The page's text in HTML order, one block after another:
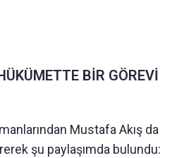
BİR GÖREVİ
Mustafa Akış da
şu paylaşımda bulundu: